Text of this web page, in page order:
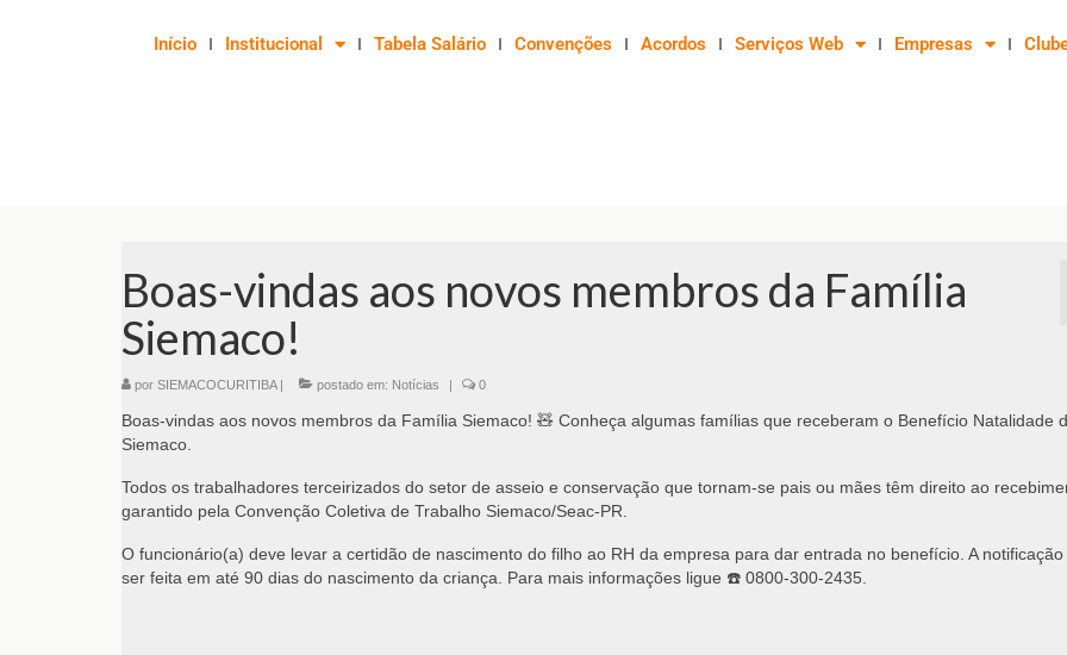
Início Institucional Tabela Salário Convenções Acordos Serviços Web Empresas
Boas-vindas aos novos membros da Família
Siemaco!
por SIEMACOCURITIBA| postado em: Notícias | 0
Boas-vindas aos novos membros da Família Siemaco! 🧸 Conheça algumas famílias que receberam o Benefício Natalidade
Siemaco.
Todos os trabalhadores terceirizados do setor de asseio e conservação que tornam-se pais ou mães têm direito ao
garantido pela Convenção Coletiva de Trabalho Siemaco/Seac-PR.
O funcionário(a) deve levar a certidão de nascimento do filho ao RH da empresa para dar entrada no benefício. A
ser feita em até 90 dias do nascimento da criança. Para mais informações ligue ☎️ 0800-300-2435.